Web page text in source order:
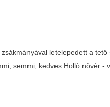
letelepedett a
semmi, kedves Holló nővér -